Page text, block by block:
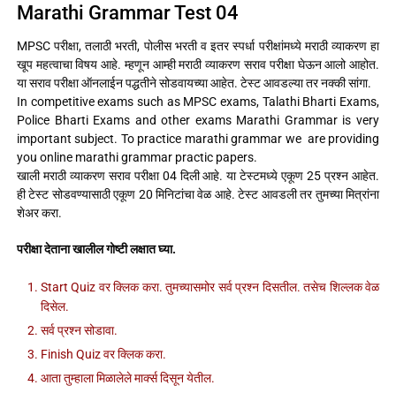
Marathi Grammar Test 04
MPSC परीक्षा, तलाठी भरती, पोलीस भरती व इतर स्पर्धा परीक्षांमध्ये मराठी व्याकरण हा
खूप महत्वाचा विषय आहे. म्हणून आम्ही मराठी व्याकरण सराव परीक्षा घेऊन आलो आहोत.
या सराव परीक्षा ऑनलाईन पद्धतीने सोडवायच्या आहेत. टेस्ट आवडल्या तर नक्की सांगा.
In competitive exams such as MPSC exams, Talathi Bharti Exams,
Police Bharti Exams and other exams Marathi Grammar is very
important subject. To practice marathi grammar we are providing
you online marathi grammar practic papers.
खाली मराठी व्याकरण सराव परीक्षा 04 दिली आहे. या टेस्टमध्ये एकूण 25 प्रश्न आहेत.
ही टेस्ट सोडवण्यासाठी एकूण 20 मिनिटांचा वेळ आहे. टेस्ट आवडली तर तुमच्या मित्रांना
शेअर करा.
परीक्षा देताना खालील गोष्टी लक्षात घ्या.
Start Quiz वर क्लिक करा. तुमच्यासमोर सर्व प्रश्न दिसतील. तसेच शिल्लक वेळ
दिसेल.
सर्व प्रश्न सोडावा.
Finish Quiz वर क्लिक करा.
आता तुम्हाला मिळालेले मार्क्स दिसून येतील.